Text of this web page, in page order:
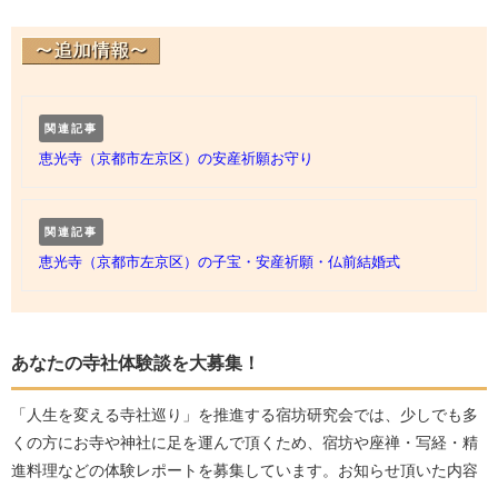
関連記事
恵光寺（京都市左京区）の安産祈願お守り
関連記事
恵光寺（京都市左京区）の子宝・安産祈願・仏前結婚式
あなたの寺社体験談を大募集！
「人生を変える寺社巡り」を推進する宿坊研究会では、少しでも多
くの方にお寺や神社に足を運んで頂くため、宿坊や座禅・写経・精
進料理などの体験レポートを募集しています。お知らせ頂いた内容